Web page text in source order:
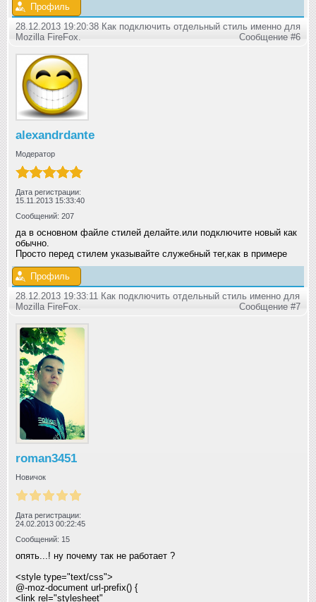
Профиль
28.12.2013 19:20:38 Как подключить отдельный стиль именно для
Mozilla FireFox.
Сообщение #6
alexandrdante
Модератор
Дата регистрации:
15.11.2013 15:33:40
Сообщений: 207
да в основном файле стилей делайте.или подключите новый как
обычно.
Просто перед стилем указывайте служебный тег,как в примере
Профиль
28.12.2013 19:33:11 Как подключить отдельный стиль именно для
Mozilla FireFox.
Сообщение #7
roman3451
Новичок
Дата регистрации:
24.02.2013 00:22:45
Сообщений: 15
опять...! ну почему так не работает ?
<style type="text/css">
@-moz-document url-prefix() {
<link rel="stylesheet"